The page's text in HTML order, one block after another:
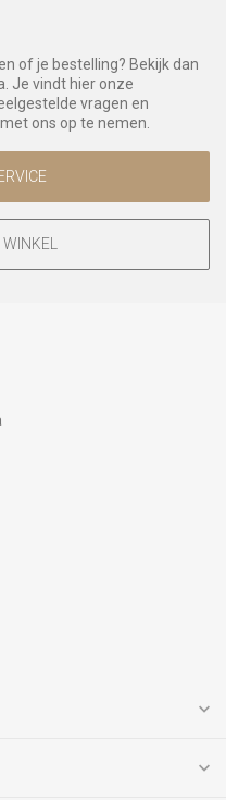
of je bestelling? Bekijk dan
Je vindt hier onze
vragen en
ons op te nemen.